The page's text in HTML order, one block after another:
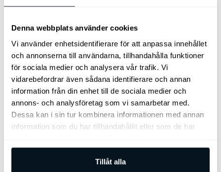
Denna webbplats använder cookies
Vi använder enhetsidentifierare för att anpassa innehållet
och annonserna till användarna, tillhandahålla funktioner
för sociala medier och analysera vår trafik. Vi
vidarebefordrar även sådana identifierare och annan
information från din enhet till de sociala medier och
annons- och analysföretag som vi samarbetar med.
Dessa kan i sin tur kombinera informationen med annan
information som du har tillhandahållit eller som de har
Tillåt alla
Ryggstöd bak - fäll-/delbart 60/40
Trådlös mobilladdare - Qi-std
Trötthetsvarnare
Ventilerade stolar fram
Förarstol med minne
Förarstol med justering av sidostöd
Förarstol massage
Framstolar med RELAXATION-funktion
Vätskekylt batteri
Upplyst Kia-logotyp i ratten
Eluppvärmda stolar ytterplats bak
Ventilerande stolar ytterplats bak
Blanksvarta plastdetaljer utsida
Solskydd i bakdörrarna
Stämningsbelysning
Exteriör i GT Line-utförande